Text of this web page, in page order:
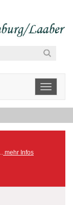
Toggle
mehr Infos